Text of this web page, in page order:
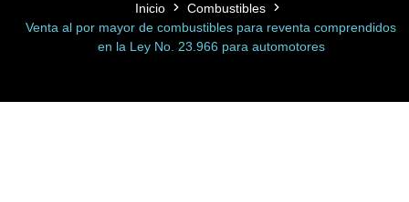
Inicio
Combustibles
Venta al por mayor de combustibles para reventa comprendidos
en la Ley No. 23.966 para automotores